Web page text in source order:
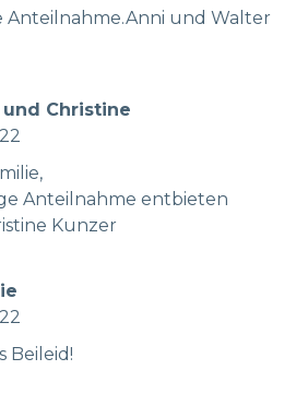
Anteilnahme.Anni und Walter
Christine
Anteilnahme entbieten
Kunzer
Beileid!